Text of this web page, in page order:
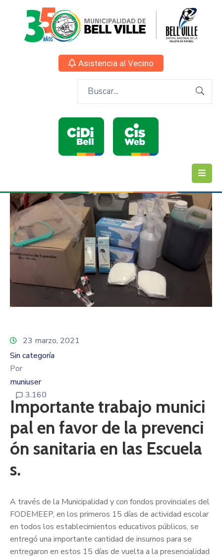
Asistencia al Vecino
23 marzo, 2021
Sin categoría
Por
muniuser
3.160
Importante trabajo munici
pal en favor de la prevenci
ón sanitaria en las Escuela
s.
A través de la Municipalidad y con fondos provinciales del
FODEMEEP, en los primeros 15 días de actividad escolar
en todos los establecimientos educativos públicos, se
entregó una importante cantidad de insumos para se
entregaron en estos 15 días de vuelta a la presencialidad